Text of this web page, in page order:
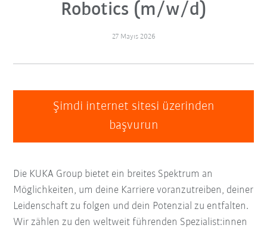
Robotics (m/w/d)
27 Mayıs 2026
Şimdi internet sitesi üzerinden
başvurun
Die KUKA Group bietet ein breites Spektrum an
Möglichkeiten, um deine Karriere voranzutreiben, deiner
Leidenschaft zu folgen und dein Potenzial zu entfalten.
Wir zählen zu den weltweit führenden Spezialist:innen